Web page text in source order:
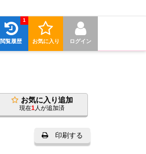
ログイン
お気に入り
閲覧履歴
1
お気に入り追加
現在1人が追加済
印刷する